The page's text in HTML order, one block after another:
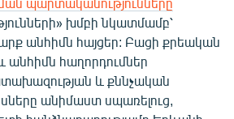
խմբի նկատմամբ՝
անհիմն հայցեր: Բացի քրեական
անհիմն հաղորդումներ
և քննչական
անիմաստ սպառելուց,